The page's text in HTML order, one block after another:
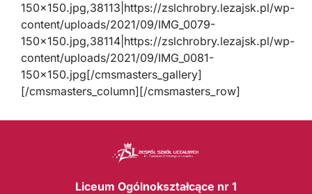
150×150.jpg,38113|https://zslchrobry.lezajsk.pl/wp-
content/uploads/2021/09/IMG_0079-
150×150.jpg,38114|https://zslchrobry.lezajsk.pl/wp-
content/uploads/2021/09/IMG_0081-
150×150.jpg[/cmsmasters_gallery]
[/cmsmasters_column][/cmsmasters_row]
Liceum Ogólnokształcące nr 1